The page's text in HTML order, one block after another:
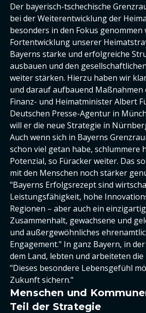
Der bayerisch-tschechische
bei der Weiterentwicklung der
besonders in den Fokus genommen
Fortentwicklung unserer
Bayerns starke und erfolgreiche
ausbauen und den
weiter stärken. Hierzu haben wir
und darauf aufbauend Maßnahmen
Finanz- und Heimatminister Albert
Deutschen Presse-Agentur in
will er die neue Strategie in
Auch wenn sich in Bayerns
schon viel getan habe, schlummere
Potenzial, so Füracker weiter. Das
mit den Menschen noch stärker
"Bayerns Erfolgsrezept sind
Leistungsfähigkeit, hohe
Regionen – aber auch ein
Zusammenhalt, gewachsene und
und außergewöhnliches
Engagement." In ganz Bayern, in
dem Land, lebten und arbeiteten
"Dieses besondere Lebensgefühl
Zukunft sichern."
Menschen und
Teil der Strategie